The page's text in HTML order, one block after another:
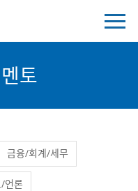
전
토
금융/회계/세무
언론